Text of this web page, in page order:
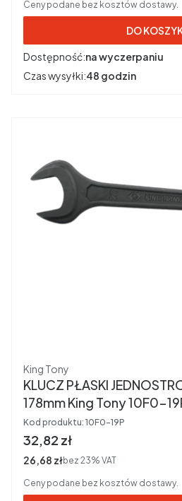
Ceny podane bez kosztów dostawy.
DO
Dostępność:na wyczerpaniu
Czas wysyłki:48 godzin
Producent
King Tony
KLUCZ PŁASKI
178mm King Tony 10F0-
Kod produktu: 10F0-19P
Cena brutto
32,82 zł
Cena netto
26,68 złbez 23% VAT
Ceny podane bez kosztów dostawy.